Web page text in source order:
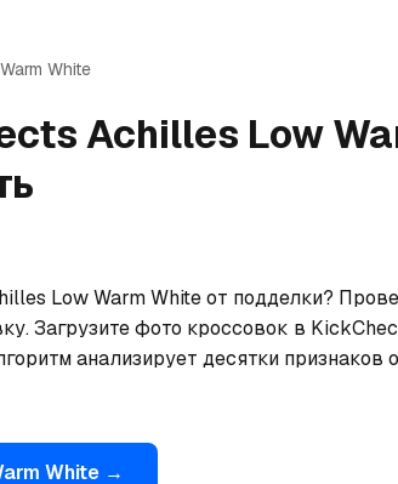
White
Achilles Low
Low Warm White от подделки?
Загрузите фото кроссовок в
анализирует десятки признаков
White →